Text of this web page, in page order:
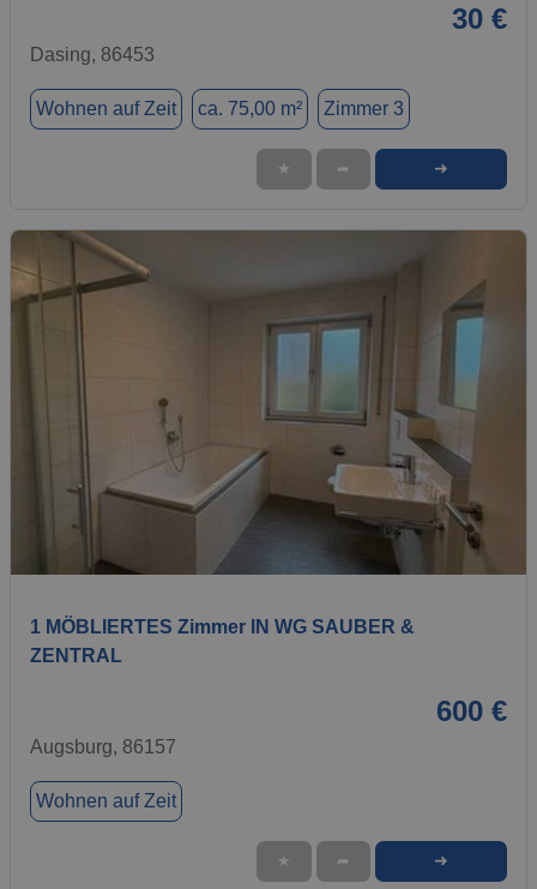
30 €
Dasing, 86453
Wohnen auf Zeit ca. 75,00 m² Zimmer 3
★ ➦ ➜
1 / 4
1 MÖBLIERTES Zimmer IN WG SAUBER &
ZENTRAL
600 €
Augsburg, 86157
Wohnen auf Zeit
★ ➦ ➜